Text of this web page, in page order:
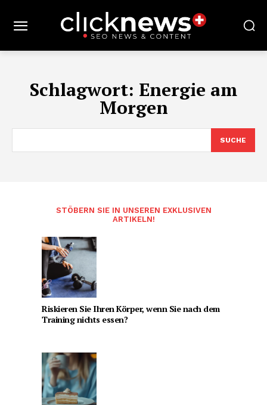
Schlagwort: Energie am
Morgen
SUCHE
STÖBERN SIE IN UNSEREN EXKLUSIVEN
ARTIKELN!
Riskieren Sie Ihren Körper, wenn Sie nach dem
Training nichts essen?